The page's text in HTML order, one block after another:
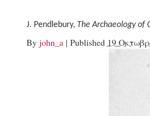
J. Pendlebury, The Archaeology of
By john_a | Published 19